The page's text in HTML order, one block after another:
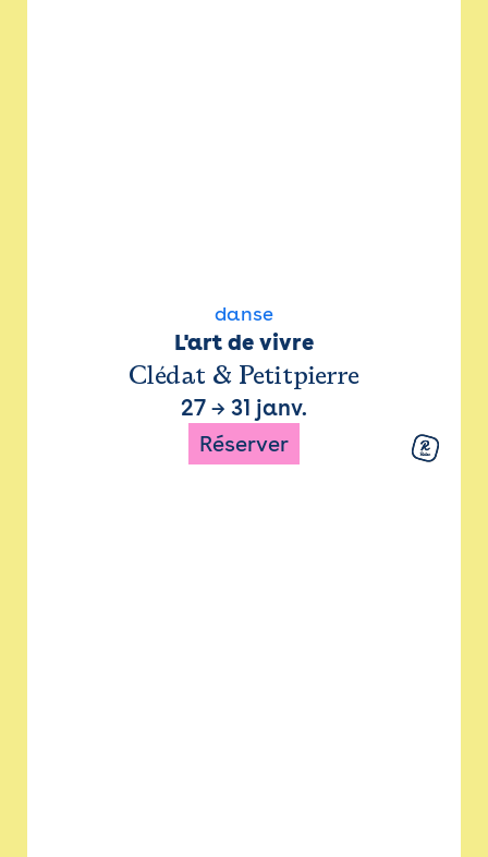
danse
L'art de vivre
Clédat & Petitpierre
27 → 31 janv.
Réserver